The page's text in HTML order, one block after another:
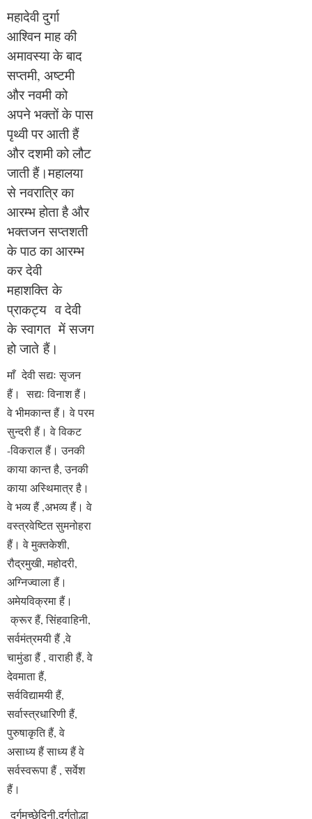
महादेवी दुर्गा
आश्विन माह की
अमावस्या के बाद
सप्तमी, अष्टमी
और नवमी को
अपने भक्तों के पास
पृथ्वी पर आती हैं
और दशमी को लौट
जाती हैं।महालया
से नवरात्रि का
आरम्भ होता है और
भक्तजन सप्तशती
के पाठ का आरम्भ
कर देवी
महाशक्ति के
प्राकट्य व देवी
के स्वागत में सजग
हो जाते हैं।
माँ देवी सद्यः सृजन
हैं। सद्यः विनाश हैं।
वे भीमकान्त हैं। वे परम
सुन्दरी हैं। वे विकट
-विकराल हैं। उनकी
काया कान्त है, उनकी
काया अस्थिमात्र है।
वे भव्य हैं ,अभव्य हैं। वे
वस्त्रवेष्टित सुमनोहरा
हैं। वे मुक्तकेशी,
रौद्रमुखी, महोदरी,
अग्निज्वाला हैं।
अमेयविक्रमा हैं।
क्रूर हैं, सिंहवाहिनी,
सर्वमंत्रमयी हैं ,वे
चामुंडा हैं , वाराही हैं, वे
देवमाता हैं,
सर्वविद्यामयी हैं,
सर्वास्त्रधारिणी हैं,
पुरुषाकृति हैं, वे
असाध्य हैं साध्य हैं वे
सर्वस्वरूपा हैं , सर्वेश
हैं।
दुर्गमच्छेदिनी,दुर्गतोद्धा